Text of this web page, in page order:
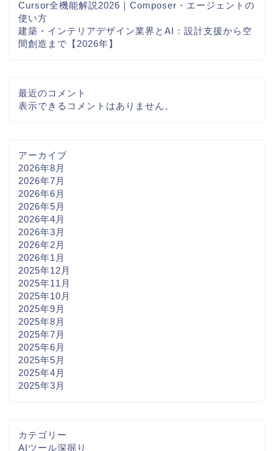
Cursor全機能解説2026｜Composer・エージェントの
使い方
建築・インテリアデザイン業界とAI：設計支援から空
間創造まで【2026年】
最近のコメント
表示できるコメントはありません。
アーカイブ
2026年8月
2026年7月
2026年6月
2026年5月
2026年4月
2026年3月
2026年2月
2026年1月
2025年12月
2025年11月
2025年10月
2025年9月
2025年8月
2025年7月
2025年6月
2025年5月
2025年4月
2025年3月
カテゴリー
AIツール深掘り